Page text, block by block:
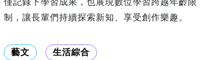
僅記錄下學習成果，也展現數位學習跨越年齡限
制，讓長輩們持續探索新知、享受創作樂趣。
藝文 生活綜合